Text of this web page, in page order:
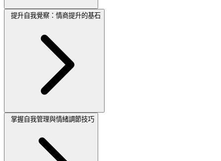
提升自我覺察：情商提升的基石
掌握自我管理與情緒調節技巧